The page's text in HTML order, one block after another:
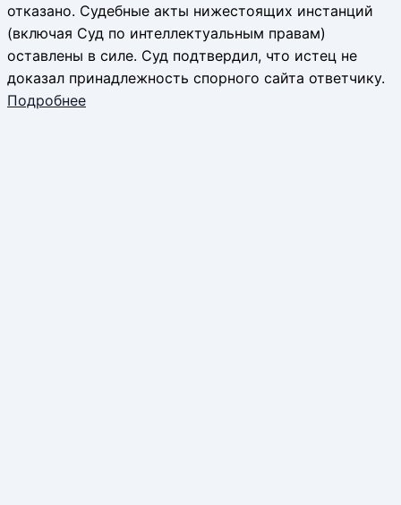
отказано. Судебные акты нижестоящих инстанций
(включая Суд по интеллектуальным правам)
оставлены в силе. Суд подтвердил, что истец не
доказал принадлежность спорного сайта ответчику.
Подробнее